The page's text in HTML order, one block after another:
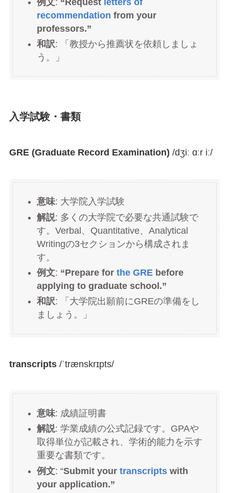
recommendation from your
professors.”
和訳: 「教授から推薦状を依頼しましょ
う。」
入学試験・書類
GRE (Graduate Record Examination) /dʒiː ɑːr iː/
意味: 大学院入学試験
解説: 多くの大学院で必要な共通試験で
す。Verbal、Quantitative、Analytical
Writingの3セクションから構成されま
す。
例文: “Prepare for the GRE before
applying to graduate school.”
和訳: 「大学院出願前にGREの準備をし
ましょう。」
transcripts/ˈtrænskrɪpts/
意味: 成績証明書
解説: 学業成績の公式記録です。GPAや
取得単位が記載され、学術的能力を示す
重要な書類です。
例文: “Submit your transcriptswith
your application.”